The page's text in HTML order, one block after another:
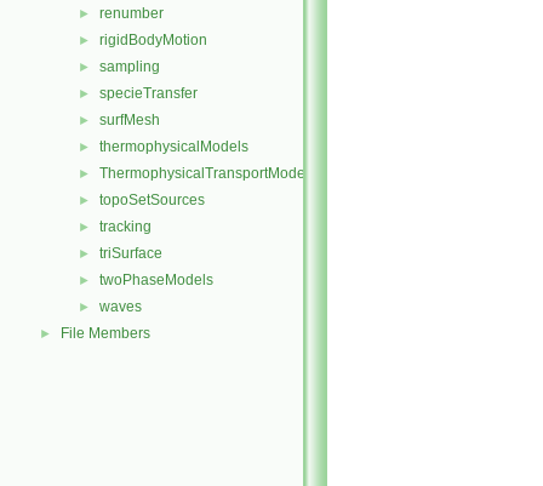
► renumber
► rigidBodyMotion
► sampling
► specieTransfer
► surfMesh
► thermophysicalModels
► ThermophysicalTransportModels
► topoSetSources
► tracking
► triSurface
► twoPhaseModels
► waves
► File Members